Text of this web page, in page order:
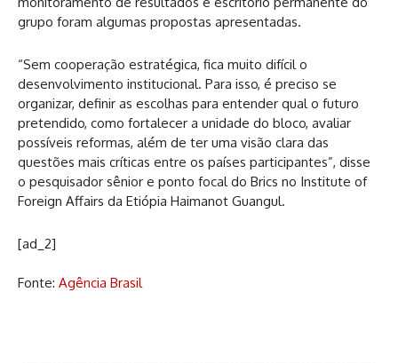
grupo foram algumas propostas apresentadas.
“Sem cooperação estratégica, fica muito difícil o
desenvolvimento institucional. Para isso, é preciso se
organizar, definir as escolhas para entender qual o futuro
pretendido, como fortalecer a unidade do bloco, avaliar
possíveis reformas, além de ter uma visão clara das
questões mais críticas entre os países participantes”, disse
o pesquisador sênior e ponto focal do Brics no Institute of
Foreign Affairs da Etiópia Haimanot Guangul.
[ad_2]
Fonte: Agência Brasil